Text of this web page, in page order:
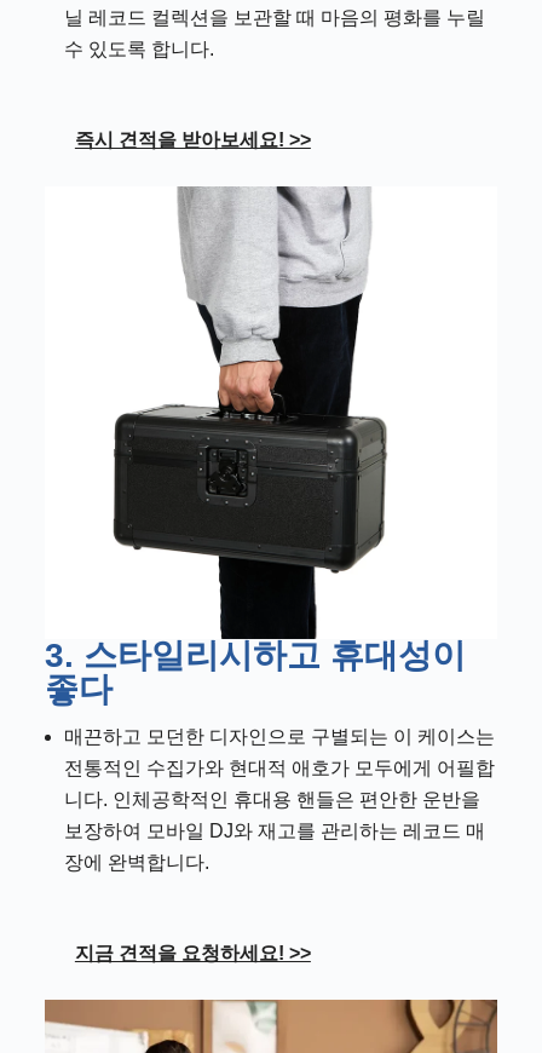
닐 레코드 컬렉션을 보관할 때 마음의 평화를 누릴
수 있도록 합니다.
즉시 견적을 받아보세요! >>
3. 스타일리시하고 휴대성이
좋다
매끈하고 모던한 디자인으로 구별되는 이 케이스는
전통적인 수집가와 현대적 애호가 모두에게 어필합
니다. 인체공학적인 휴대용 핸들은 편안한 운반을
보장하여 모바일 DJ와 재고를 관리하는 레코드 매
장에 완벽합니다.
지금 견적을 요청하세요! >>